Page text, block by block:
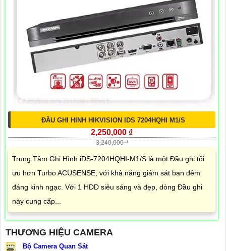
ĐẦU GHI HINH HIKVISION IDS 7204HQHI M1/S
2,250,000 ₫
3,240,000 ₫
Trung Tâm Ghi Hình iDS-7204HQHI-M1/S là một Đầu ghi tối
ưu hơn Turbo ACUSENSE, với khả năng giám sát ban đêm
đáng kinh ngạc. Với 1 HDD siêu sáng và đẹp, dòng Đầu ghi
này cung cấp...
THƯƠNG HIỆU CAMERA
Bộ Camera Quan Sát